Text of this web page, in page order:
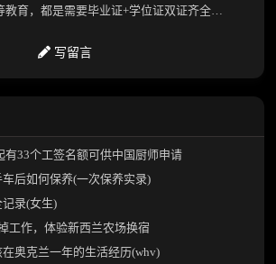
写留言
有33个工签名额可供中国厨师申请
后如何保养(一次保养实录)
录(女生)
工作，体验新西兰农场换宿
奥克兰一年的生活经历(whv)